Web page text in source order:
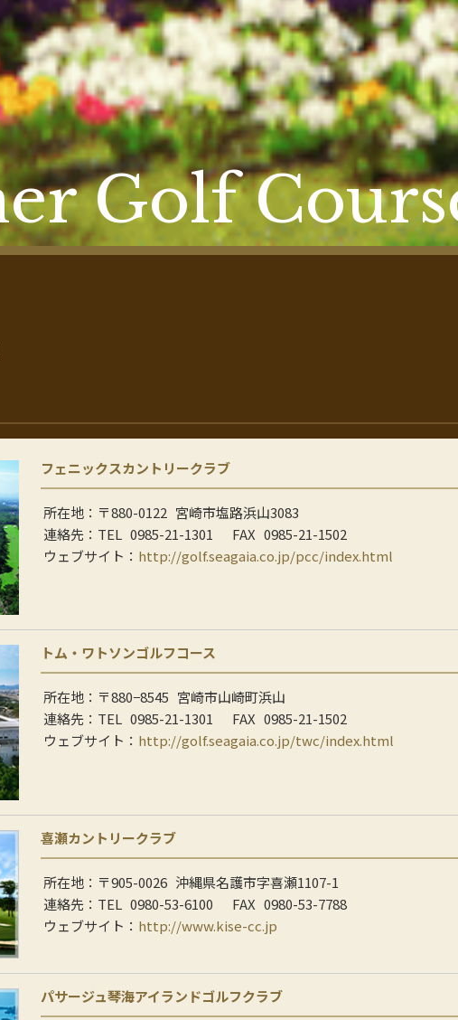
Golf
フェニックスカントリークラブ
所在地： 〒880-0122 宮崎市塩路浜山3083
連絡先： TEL 0985-21-1301 FAX 0985-21-1502
ウェブサイト： http://golf.seagaia.co.jp/pcc/index.html
トム・ワトソンゴルフコース
所在地： 〒880−8545 宮崎市山崎町浜山
連絡先： TEL 0985-21-1301 FAX 0985-21-1502
ウェブサイト： http://golf.seagaia.co.jp/twc/index.html
喜瀬カントリークラブ
所在地： 〒905-0026 沖縄県名護市字喜瀬1107-1
連絡先： TEL 0980-53-6100 FAX 0980-53-7788
ウェブサイト： http://www.kise-cc.jp
パサージュ琴海アイランドゴルフクラブ